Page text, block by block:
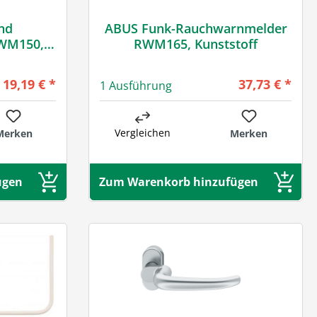
Regulärer Preis:
19,19 € *
ABUS Funk-Rauchwarnmelder
RWM165, Kunststoff
1 Ausführung Regulärer
37,73 € *
Vergleichen Merken
Zum Warenkorb hinzufügen